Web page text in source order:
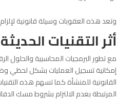
وتعد هذه العقوبات وسيلة قانونية لإلزام
أثر التقنيات
مع تطور البرمجيات المحاسبية والحلول
إمكانية تسجيل العمليات بشكل لحظي
القانونية للمنشأة كما تسهم هذه
المرتبطة بعدم الالتزام بشروط مسك